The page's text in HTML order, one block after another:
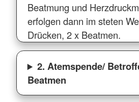
Beatmung und
erfolgen dann im steten
Drücken, 2 x Beatmen.
2. Atemspende/
Beatmen